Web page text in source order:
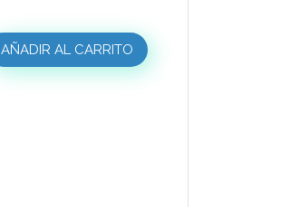
AÑADIR AL CARRITO